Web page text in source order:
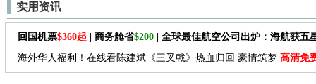
实用资讯
回国机票$360起 | 商务舱省$200 | 全球最佳航空公司出炉：海航获五
海外华人福利！在线看陈建斌《三叉戟》热血归回 豪情筑梦 高清免